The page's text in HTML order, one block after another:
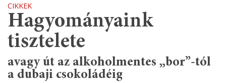
CIKKEK
Hagyományaink
tisztelete
avagy út az alkoholmentes „bor”-tól
a dubaji csokoládéig